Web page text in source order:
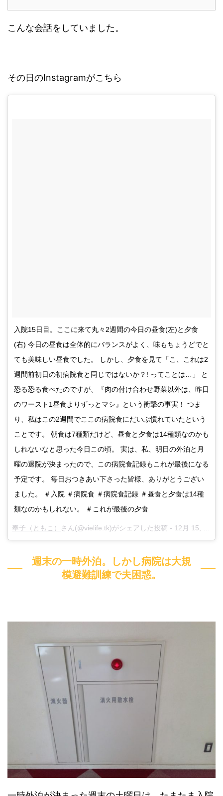
こんな会話をしていました。
その日のInstagramがこちら
入院15日目。ここに来て丸々2週間の今日の昼食(左)と夕食
(右) 今日の昼食は全体的にバランスがよく、味もちょうどでと
ても美味しい昼食でした。 しかし、夕食を見て「こ、これは2
週間前初日の初病院食と同じではないか？! ってことは…」 と
恐る恐る食べたのですが、『肉の付け合わせ野菜以外は、昨日
のワースト1昼食よりずっとマシ』という衝撃の事実！ つま
り、私はこの2週間でここの病院食にだいぶ慣れていたという
ことです。 朝食は7種類だけど、昼食と夕食は14種類なのかも
しれないなと思った今日この頃。 実は、私、明日の外泊と月
曜の退院が決まったので、この病院食記録もこれが最後になる
予定です。 毎日おつきあい下さった皆様、ありがとうござい
ました。 ＃入院 ＃病院食 ＃病院食記録 ＃昼食と夕食は14種
類なのかもしれない。 ＃これが最後の夕食
奉子（ともこ） さん(@vielife.tk)がシェアした投稿 - 12月 15, 2017 at 1:42午前 PST
週末の一時外泊。しかし病院は大規
模避難訓練で夫困惑。